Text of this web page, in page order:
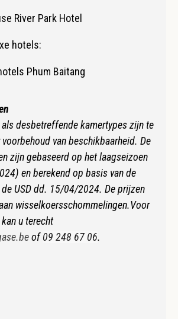
River Park Hotel
hotels:
Phum Baitang
desbetreffende kamertypes zijn te
van beschikbaarheid. De
zijn gebaseerd op het laagseizoen
en berekend op basis van de
USD dd. 15/04/2024. De prijzen
wisselkoersschommelingen.Voor
u terecht
of09 248 67 06.